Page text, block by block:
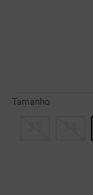
Tamanho